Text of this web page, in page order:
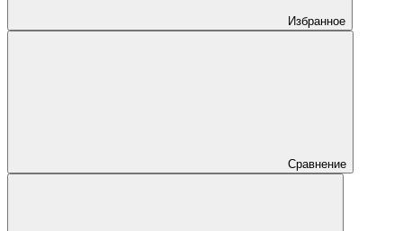
Избранное
Сравнение